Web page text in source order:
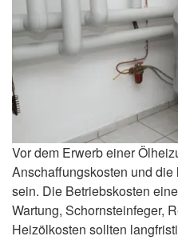
Vor dem Erwerb einer
Anschaffungskosten und
sein. Die Betriebskosten
Wartung, Schornsteinfeger,
Heizölkosten sollten